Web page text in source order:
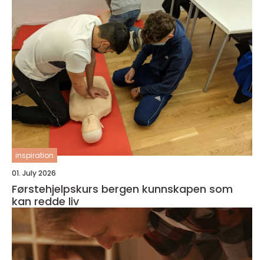
inspiration
01. July 2026
Førstehjelpskurs bergen kunnskapen som
kan redde liv